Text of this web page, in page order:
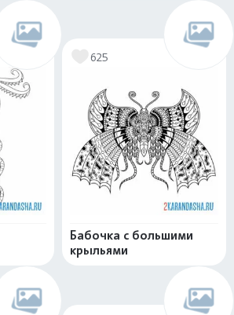
625
Бабочка с большими
крыльями